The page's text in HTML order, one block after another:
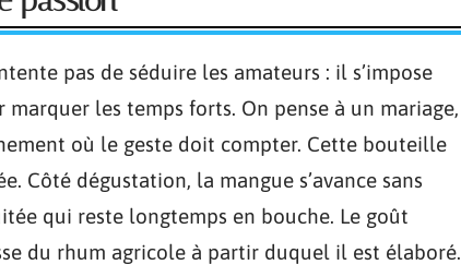
pas de séduire les amateurs : il s’impose
les temps forts. On pense à un mariage,
où le geste doit compter. Cette bouteille
Côté dégustation, la mangue s’avance sans
qui reste longtemps en bouche. Le goût
du rhum agricole à partir duquel il est élaboré.